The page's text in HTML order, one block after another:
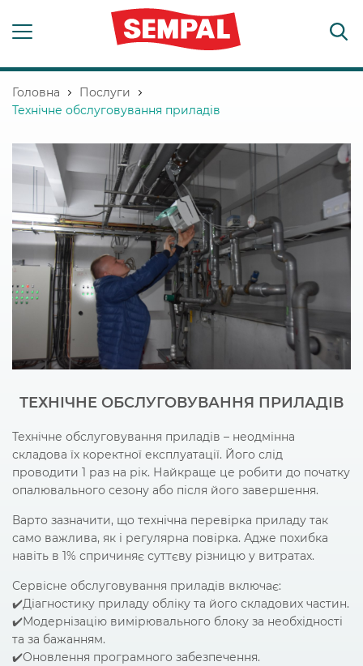
Головна
Послуги
Технічне обслуговування приладів
ТЕХНІЧНЕ ОБСЛУГОВУВАННЯ ПРИЛАДІВ
Технічне обслуговування приладів – неодмінна
складова їх коректної експлуатації. Його слід
проводити 1 раз на рік. Найкраще це робити до початку
опалювального сезону або після його завершення.
Варто зазначити, що технічна перевірка приладу так
само важлива, як і регулярна повірка. Адже похибка
навіть в 1% спричиняє суттєву різницю у витратах.
Сервісне обслуговування приладів включає:
✔️Діагностику приладу обліку та його складових частин.
✔️Модернізацію вимірювального блоку за необхідності
та за бажанням.
✔️Оновлення програмного забезпечення.